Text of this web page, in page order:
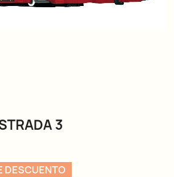
3
DESCUENTO